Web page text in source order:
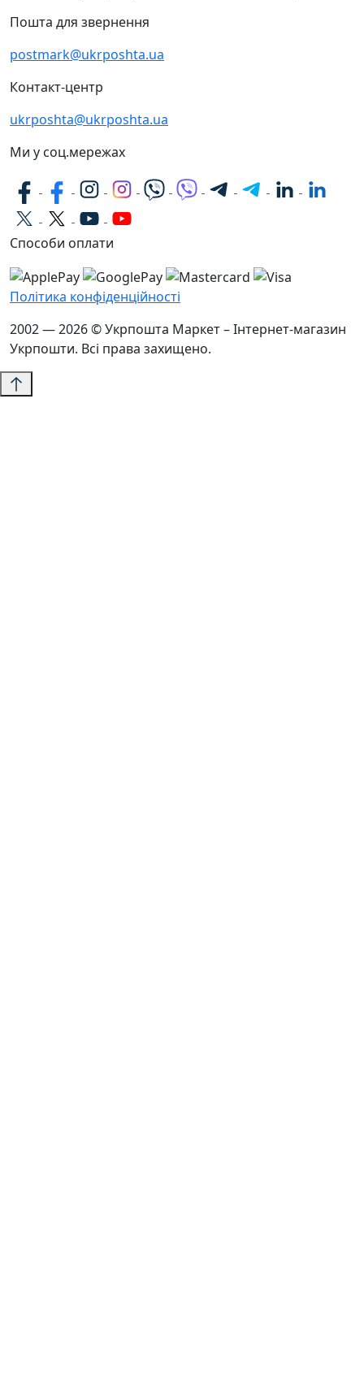
Пошта для звернення
postmark@ukrposhta.ua
Контакт-центр
ukrposhta@ukrposhta.ua
Ми у соц.мережах
Способи оплати
Політика конфіденційності
2002 — 2026 © Укрпошта Маркет – Інтернет-магазин
Укрпошти. Всі права захищено.